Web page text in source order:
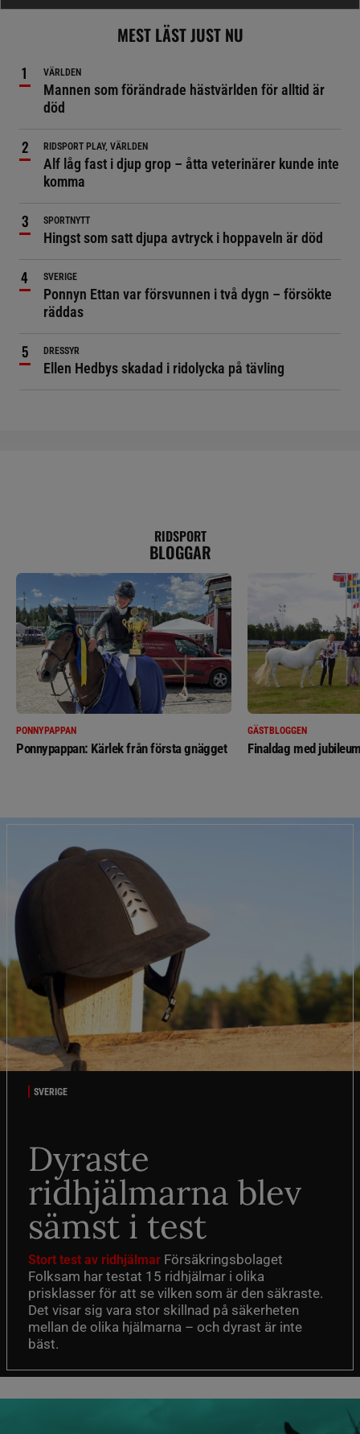
MEST LÄST JUST NU
VÄRLDEN
Mannen som förändrade hästvärlden för alltid är
död
RIDSPORT PLAY, VÄRLDEN
Alf låg fast i djup grop – åtta veterinärer kunde inte
komma
SPORTNYTT
Hingst som satt djupa avtryck i hoppaveln är död
SVERIGE
Ponnyn Ettan var försvunnen i två dygn – försökte
räddas
DRESSYR
Ellen Hedbys skadad i ridolycka på tävling
RIDSPORT
BLOGGAR
PONNYPAPPAN
Ponnypappan: Kärlek från första gnägget
GÄSTBLOGGEN
Finaldag med
SVERIGE
Dyraste
ridhjälmarna blev
sämst i test
Stort test av ridhjälmar Försäkringsbolaget
Folksam har testat 15 ridhjälmar i olika
prisklasser för att se vilken som är den säkraste.
Det visar sig vara stor skillnad på säkerheten
mellan de olika hjälmarna – och dyrast är inte
bäst.